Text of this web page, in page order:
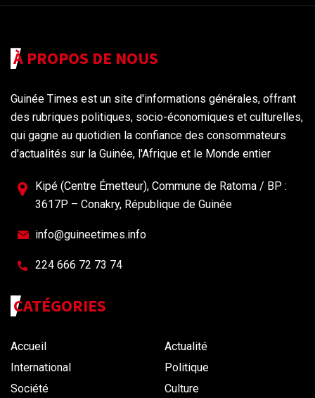
À PROPOS DE NOUS
Guinée Times est un site d'informations générales, offrant
des rubriques politiques, socio-économiques et culturelles,
qui gagne au quotidien la confiance des consommateurs
d'actualités sur la Guinée, l'Afrique et le Monde entier
Kipé (Centre Émetteur), Commune de Ratoma / BP :
3617P – Conakry, République de Guinée
info@guineetimes.info
224 666 72 73 74
CATÉGORIES
Accueil
Actualité
International
Politique
Société
Culture